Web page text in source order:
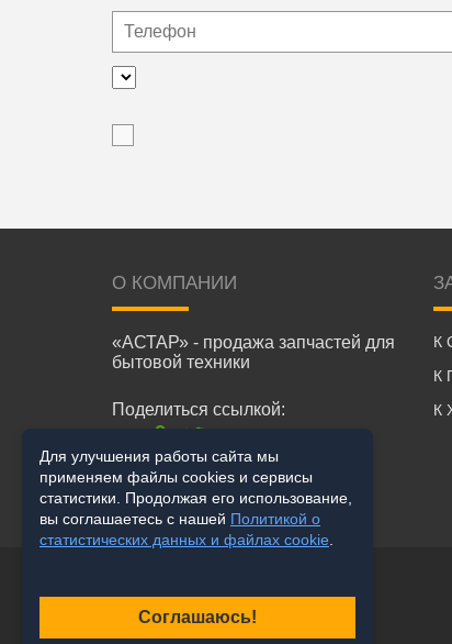
О КОМПАНИИ
«АСТАР» - продажа запчастей для
бытовой техники
Поделиться ссылкой:
К
К
К
Для улучшения работы сайта мы
применяем файлы cookies и сервисы
статистики. Продолжая его использование,
вы соглашаетесь с нашей Политикой о
статистических данных и файлах cookie
Соглашаюсь!